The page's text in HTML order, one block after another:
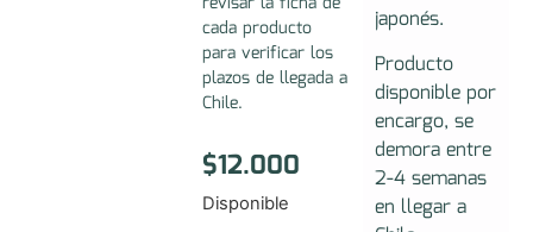
cada producto
para verificar los
plazos de llegada a
Chile.
$12.000
Disponible
japonés.
Producto
disponible por
encargo, se
demora entre
2-4 semanas
en llegar a